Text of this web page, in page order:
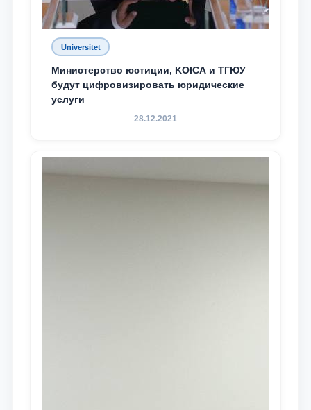
Universitet
Министерство юстиции, KOICA и ТГЮУ
будут цифровизировать юридические
услуги
28.12.2021